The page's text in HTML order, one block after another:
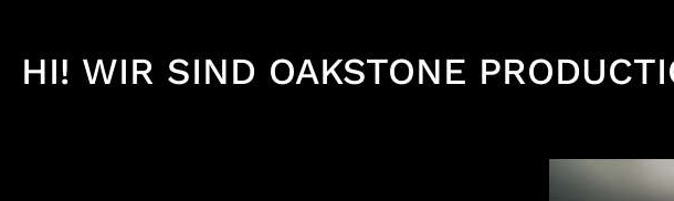
HI! WIR SIND OAKSTONE